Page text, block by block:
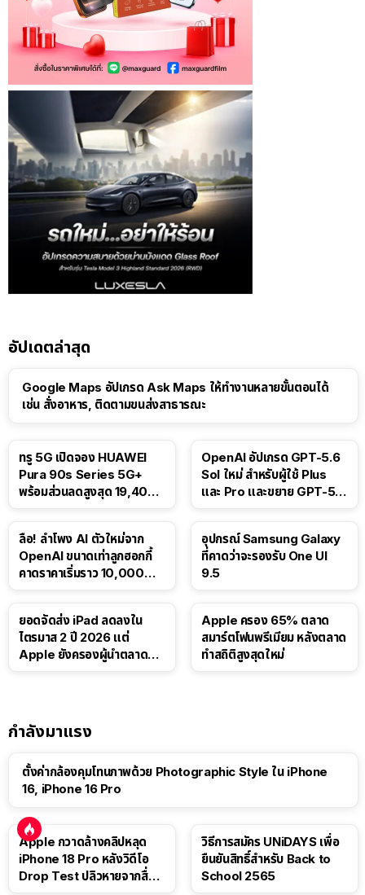
อัปเดตล่าสุด
Google Maps อัปเกรด Ask Maps ให้ทำงานหลายขั้นตอนได้
เช่น สั่งอาหาร, ติดตามขนส่งสาธารณะ
ทรู 5G เปิดจอง HUAWEI
Pura 90s Series 5G+
พร้อมส่วนลดสูงสุด 19,400
OpenAI อัปเกรด GPT-5.6
Sol ใหม่ สำหรับผู้ใช้ Plus
และ Pro และขยาย GPT-5.6
ลือ! ลำโพง AI ตัวใหม่จาก
OpenAI ขนาดเท่าลูกฮอกกี้
คาดราคาเริ่มราว 10,000
อุปกรณ์ Samsung Galaxy
ที่คาดว่าจะรองรับ One UI
9.5
ยอดจัดส่ง iPad ลดลงใน
ไตรมาส 2 ปี 2026 แต่
Apple ยังครองผู้นำตลาด
Apple ครอง 65% ตลาด
สมาร์ตโฟนพรีเมียม หลังตลาด
ทำสถิติสูงสุดใหม่
กำลังมาแรง
ตั้งค่ากล้องคุมโทนภาพด้วย Photographic Style ใน iPhone
16, iPhone 16 Pro
Apple กวาดล้างคลิปหลุด
iPhone 18 Pro หลังวิดีโอ
Drop Test ปลิวหายจากสื่อ
วิธีการสมัคร UNiDAYS เพื่อ
ยืนยันสิทธิ์สำหรับ Back to
School 2565